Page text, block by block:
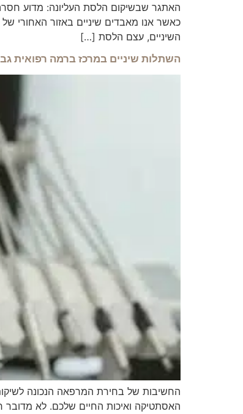
האתגר שבשיקום הלסת העליונה: מדוע חסרה
כאשר אנו מאבדים שיניים באזור האחורי
השיניים, עצם הלסת […]
השתלות שיניים במרכז ברמה רפואית
החשיבות של בחירת המרפאה הנכונה
האסתטיקה ואיכות החיים שלכם. לא מדובר